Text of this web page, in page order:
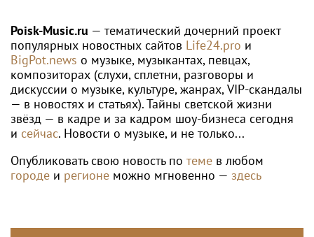
Poisk-Music.ru — тематический дочерний проект
популярных новостных сайтов Life24.pro и
BigPot.news о музыке, музыкантах, певцах,
композиторах (слухи, сплетни, разговоры и
дискуссии о музыке, культуре, жанрах, VIP-скандалы
— в новостях и статьях). Тайны светской жизни
звёзд — в кадре и за кадром шоу-бизнеса сегодня
и сейчас. Новости о музыке, и не только...
Опубликовать свою новость по теме в любом
городе и регионе можно мгновенно — здесь